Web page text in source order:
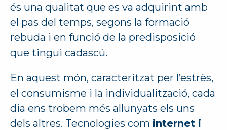
és una qualitat que es va adquirint amb
el pas del temps, segons la formació
rebuda i en funció de la predisposició
que tingui cadascú.
En aquest món, caracteritzat per l’estrès,
el consumisme i la individualització, cada
dia ens trobem més allunyats els uns
dels altres. Tecnologies com internet i